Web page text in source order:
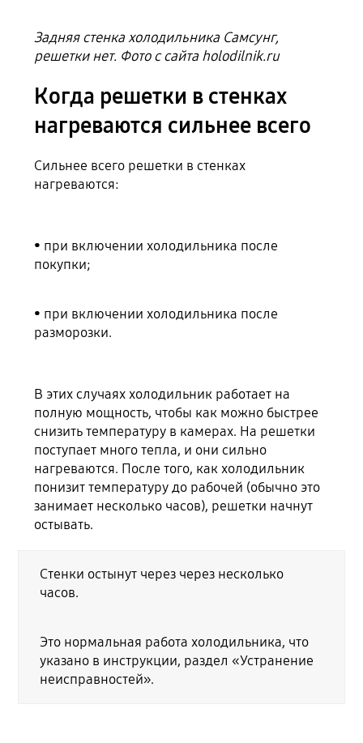
Задняя стенка холодильника Самсунг,
решетки нет. Фото с сайта holodilnik.ru
Когда решетки в стенках
нагреваются сильнее всего
Сильнее всего решетки в стенках
нагреваются:
• при включении холодильника после
покупки;
• при включении холодильника после
разморозки.
В этих случаях холодильник работает на
полную мощность, чтобы как можно быстрее
снизить температуру в камерах. На решетки
поступает много тепла, и они сильно
нагреваются. После того, как холодильник
понизит температуру до рабочей (обычно это
занимает несколько часов), решетки начнут
остывать.
Стенки остынут через через несколько
часов.
Это нормальная работа холодильника, что
указано в инструкции, раздел «Устранение
неисправностей».